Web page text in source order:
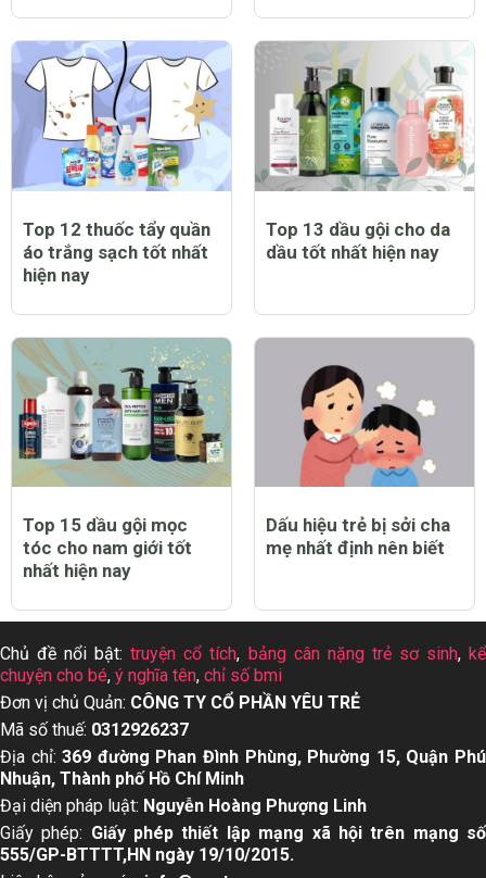
Top 12 thuốc tẩy quần
áo trắng sạch tốt nhất
hiện nay
Top 13 dầu gội cho da
dầu tốt nhất hiện nay
Top 15 dầu gội mọc
tóc cho nam giới tốt
nhất hiện nay
Dấu hiệu trẻ bị sởi cha
mẹ nhất định nên biết
Chủ đề nổi bật:truyện cổ tích, bảng cân nặng trẻ sơ sinh, kể
chuyện cho bé, ý nghĩa tên, chỉ số bmi
Đơn vị chủ Quản: CÔNG TY CỔ PHẦN YÊU TRẺ
Mã số thuế: 0312926237
Địa chỉ:369 đường Phan Đình Phùng, Phường 15, Quận Phú
Nhuận, Thành phố Hồ Chí Minh
Đại diện pháp luật: Nguyễn Hoàng Phượng Linh
Giấy phép: Giấy phép thiết lập mạng xã hội trên mạng số
555/GP-BTTTT,HN ngày 19/10/2015.